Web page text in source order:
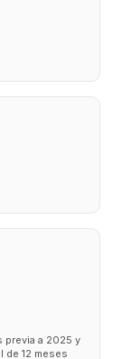
previa a 2025 y
12 meses